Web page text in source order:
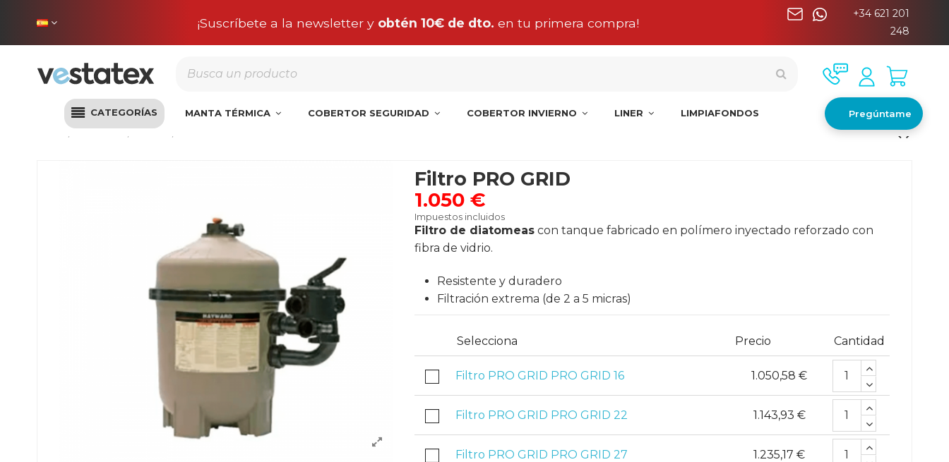
Envío incluido en tu pedido de manta, cobertor o liner para Península
+34 621 201
248
CATEGORÍAS MANTA TÉRMICA COBERTOR SEGURIDAD COBERTOR INVIERNO LINER LIMPIAFONDOS Pregúntame
Filtración Filtros
Filtro PRO GRID
1.050 €
Impuestos incluidos
Filtro de diatomeascon tanque fabricado en polímero inyectado reforzado con
fibra de vidrio.
Resistente y duradero
Filtración extrema (de 2 a 5 micras)
Selecciona Precio Cantidad
Filtro PRO GRID PRO GRID 16 1.050,58 €
Filtro PRO GRID PRO GRID 22 1.143,93 €
Filtro PRO GRID PRO GRID 27 1.235,17 €